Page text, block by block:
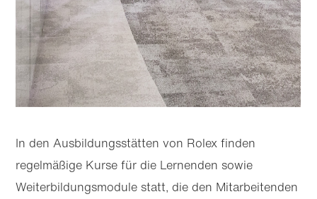
In den Ausbildungsstätten von Rolex finden
regelmäßige Kurse für die Lernenden sowie
Weiterbildungs­module statt, die den Mitarbeitenden